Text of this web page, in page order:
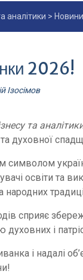
аналітики > Новини
2026!
Ізосімов
та
духовної
освіти та
народних
сприяє
і
і надалі